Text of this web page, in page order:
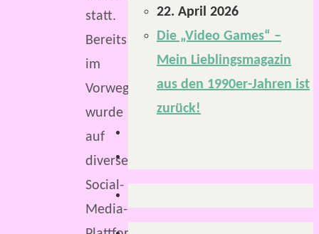
statt.
Bereits
im
Vorwege
wurde
auf
diversen
Social-
Media-
22. April 2026
Die „Video Games“ –
Mein Lieblingsmagazin
aus den 1990er-Jahren ist
zurück!